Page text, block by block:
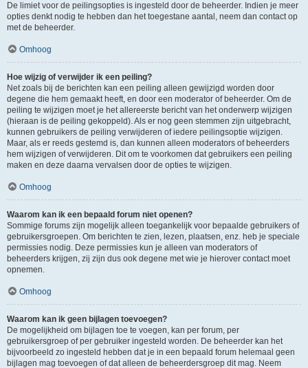
De limiet voor de peilingsopties is ingesteld door de beheerder. Indien je meer
opties denkt nodig te hebben dan het toegestane aantal, neem dan contact op
met de beheerder.
Omhoog
Hoe wijzig of verwijder ik een peiling?
Net zoals bij de berichten kan een peiling alleen gewijzigd worden door
degene die hem gemaakt heeft, en door een moderator of beheerder. Om de
peiling te wijzigen moet je het allereerste bericht van het onderwerp wijzigen
(hieraan is de peiling gekoppeld). Als er nog geen stemmen zijn uitgebracht,
kunnen gebruikers de peiling verwijderen of iedere peilingsoptie wijzigen.
Maar, als er reeds gestemd is, dan kunnen alleen moderators of beheerders
hem wijzigen of verwijderen. Dit om te voorkomen dat gebruikers een peiling
maken en deze daarna vervalsen door de opties te wijzigen.
Omhoog
Waarom kan ik een bepaald forum niet openen?
Sommige forums zijn mogelijk alleen toegankelijk voor bepaalde gebruikers of
gebruikersgroepen. Om berichten te zien, lezen, plaatsen, enz. heb je speciale
permissies nodig. Deze permissies kun je alleen van moderators of
beheerders krijgen, zij zijn dus ook degene met wie je hierover contact moet
opnemen.
Omhoog
Waarom kan ik geen bijlagen toevoegen?
De mogelijkheid om bijlagen toe te voegen, kan per forum, per
gebruikersgroep of per gebruiker ingesteld worden. De beheerder kan het
bijvoorbeeld zo ingesteld hebben dat je in een bepaald forum helemaal geen
bijlagen mag toevoegen of dat alleen de beheerdersgroep dit mag. Neem